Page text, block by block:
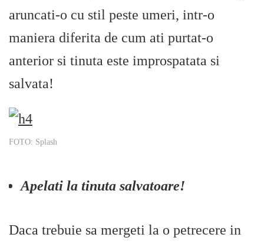
aruncati-o cu stil peste umeri, intr-o
maniera diferita de cum ati purtat-o
anterior si tinuta este improspatata si
salvata!
FOTO: Splash
Apelati la tinuta salvatoare!
Daca trebuie sa mergeti la o petrecere in